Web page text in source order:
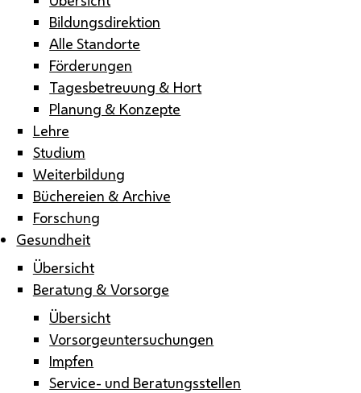
Bildungsdirektion
Alle Standorte
Förderungen
Tagesbetreuung & Hort
Planung & Konzepte
Lehre
Studium
Weiterbildung
Büchereien & Archive
Forschung
Gesundheit
Übersicht
Beratung & Vorsorge
Übersicht
Vorsorgeuntersuchungen
Impfen
Service- und Beratungsstellen